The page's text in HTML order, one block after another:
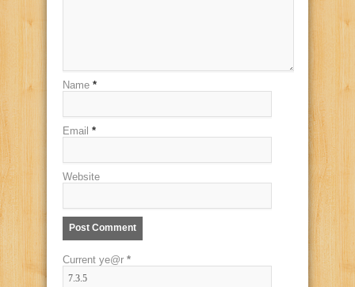
Name *
Email *
Website
Current ye@r *